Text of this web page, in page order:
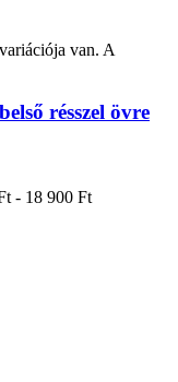
van. A
résszel övre
- 18 900 Ft